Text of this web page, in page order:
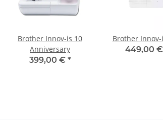
Brother Innov-is 10
Anniversary
399,00 € *
Brother Innov-
449,00 €